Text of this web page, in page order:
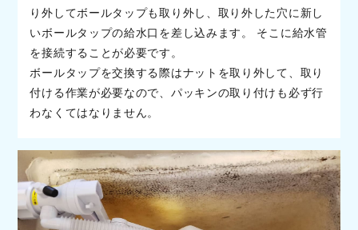
り外してボールタップも取り外し、取り外した穴に新し
いボールタップの給水口を差し込みます。 そこに給水管
を接続することが必要です。
ボールタップを交換する際はナットを取り外して、取り
付ける作業が必要なので、パッキンの取り付けも必ず行
わなくてはなりません。